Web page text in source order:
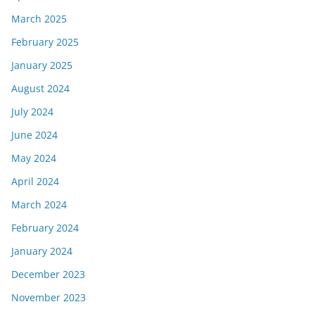
March 2025
February 2025
January 2025
August 2024
July 2024
June 2024
May 2024
April 2024
March 2024
February 2024
January 2024
December 2023
November 2023